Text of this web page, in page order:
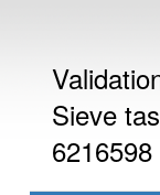
Sieve
6216598